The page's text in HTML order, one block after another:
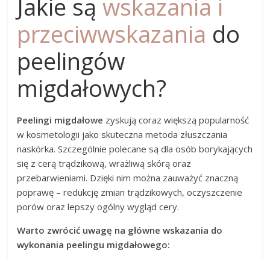
Jakie sąwskazania i
przeciwwskazania do
peelingów
migdałowych?
Peelingi migdałowe zyskują coraz większą popularność
w kosmetologii jako skuteczna metoda złuszczania
naskórka. Szczególnie polecane są dla osób borykających
się z cerą trądzikową, wrażliwą skórą oraz
przebarwieniami. Dzięki nim można zauważyć znaczną
poprawę – redukcję zmian trądzikowych, oczyszczenie
porów oraz lepszy ogólny wygląd cery.
Warto zwrócić uwagę na główne wskazania do
wykonania peelingu migdałowego: